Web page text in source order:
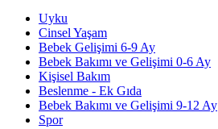
Uyku
Cinsel Yaşam
Bebek Gelişimi 6-9 Ay
Bebek Bakımı ve Gelişimi 0-6 Ay
Kişisel Bakım
Beslenme - Ek Gıda
Bebek Bakımı ve Gelişimi 9-12 Ay
Spor